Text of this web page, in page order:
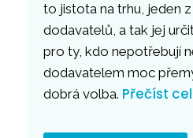
to jistota na trhu, jeden
dodavatelů, a tak jej
pro ty, kdo nepotřebují
dodavatelem moc
dobrá volba. Přečíst